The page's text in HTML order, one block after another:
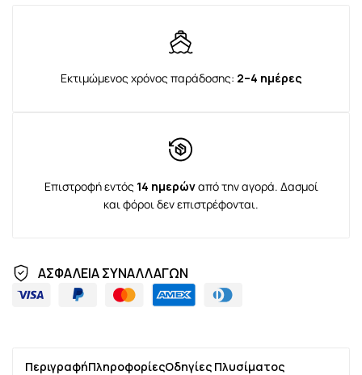
Εκτιμώμενος χρόνος παράδοσης: 2–4 ημέρες
Επιστροφή εντός 14 ημερώναπό την αγορά. Δασμοί
και φόροι δεν επιστρέφονται.
ΑΣΦΑΛΕΙΑ ΣΥΝΑΛΛΑΓΩΝ
ΠεριγραφήΠληροφορίεςΟδηγίες Πλυσίματος